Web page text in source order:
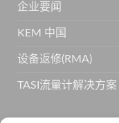
企业要闻
KEM 中国
设备返修(RMA)
TASI流量计解决方案